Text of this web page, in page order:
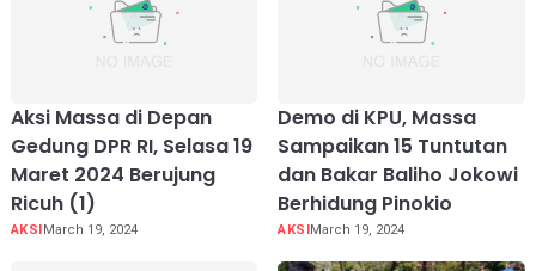
Aksi Massa di Depan
Gedung DPR RI, Selasa 19
Maret 2024 Berujung
Ricuh (1)
AKSIMarch 19, 2024
Demo di KPU, Massa
Sampaikan 15 Tuntutan
dan Bakar Baliho Jokowi
Berhidung Pinokio
AKSIMarch 19, 2024